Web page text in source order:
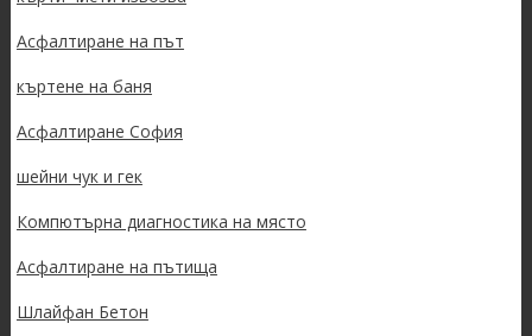
Асфалтиране на път
къртене на баня
Асфалтиране София
шейни чук и гек
Компютърна диагностика на място
Асфалтиране на пътища
Шлайфан Бетон